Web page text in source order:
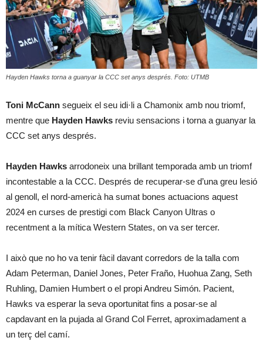
Hayden Hawks torna a guanyar la CCC set anys després. Foto: UTMB
Toni McCann segueix el seu idi·li a Chamonix amb nou triomf,
mentre que Hayden Hawks reviu sensacions i torna a guanyar la
CCC set anys després.
Hayden Hawks arrodoneix una brillant temporada amb un triomf
incontestable a la CCC. Després de recuperar-se d’una greu lesió
al genoll, el nord-americà ha sumat bones actuacions aquest
2024 en curses de prestigi com Black Canyon Ultras o
recentment a la mítica Western States, on va ser tercer.
I això que no ho va tenir fàcil davant corredors de la talla com
Adam Peterman, Daniel Jones, Peter Fraño, Huohua Zang, Seth
Ruhling, Damien Humbert o el propi Andreu Simón. Pacient,
Hawks va esperar la seva oportunitat fins a posar-se al
capdavant en la pujada al Grand Col Ferret, aproximadament a
un terç del camí.